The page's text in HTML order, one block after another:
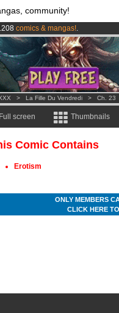
community!
comics & mangas!.
per month !Get membership
> La Fille Du Vendredi > Ch. 23
Full screen Thumbnails
Comic Contains
Erotism
ONLY MEMBERS
CLICK HERE